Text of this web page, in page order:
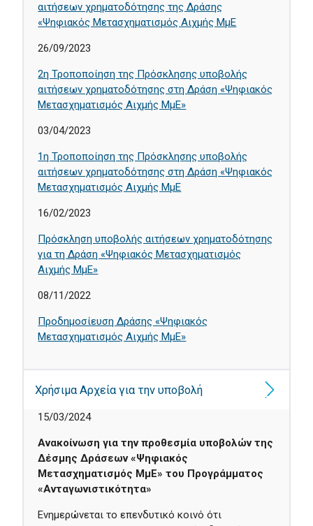
αιτήσεων χρηματοδότησης της Δράσης
«Ψηφιακός Μετασχηματισμός Αιχμής ΜμΕ
26/09/2023
2η Τροποποίηση της Πρόσκλησης υποβολής
αιτήσεων χρηματοδότησης στη Δράση «Ψηφιακός
Μετασχηματισμός Αιχμής ΜμΕ»
03/04/2023
1η Τροποποίηση της Πρόσκλησης υποβολής
αιτήσεων χρηματοδότησης στη Δράση «Ψηφιακός
Μετασχηματισμός Αιχμής ΜμΕ
16/02/2023
Πρόσκληση υποβολής αιτήσεων χρηματοδότησης
για τη Δράση «Ψηφιακός Μετασχηματισμός
Αιχμής ΜμΕ»
08/11/2022
Προδημοσίευση Δράσης «Ψηφιακός
Μετασχηματισμός Αιχμής ΜμΕ»
Χρήσιμα Αρχεία για την υποβολή
15/03/2024
Ανακοίνωση για την προθεσμία υποβολών της
Δέσμης Δράσεων «Ψηφιακός
Μετασχηματισμός ΜμΕ» του Προγράμματος
«Ανταγωνιστικότητα»
Ενημερώνεται το επενδυτικό κοινό ότι